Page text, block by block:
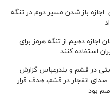
باز شدن مسیر دوم در تنگه
اجازه دهیم از تنگه هرمز برای
استفاده کنند
در قشم و بندرعباس گزارش
انفجار در قشم، هدف قرار
بود